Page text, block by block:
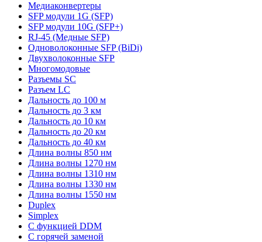
Медиаконвертеры
SFP модули 1G (SFP)
SFP модули 10G (SFP+)
RJ-45 (Медные SFP)
Одноволоконные SFP (BiDi)
Двухволоконные SFP
Многомодовые
Разъемы SC
Разъем LC
Дальность до 100 м
Дальность до 3 км
Дальность до 10 км
Дальность до 20 км
Дальность до 40 км
Длина волны 850 нм
Длина волны 1270 нм
Длина волны 1310 нм
Длина волны 1330 нм
Длина волны 1550 нм
Duplex
Simplex
С функцией DDM
С горячей заменой